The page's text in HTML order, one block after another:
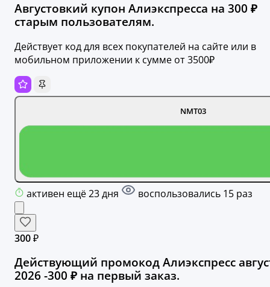
Августовкий купон Алиэкспресса на 300 ₽
старым пользователям.
Действует код для всех покупателей на сайте или в
мобильном приложении к сумме от 3500₽
NMT03
активен ещё 23 дня воспользовались 15 раз
300 ₽
Действующий промокод Алиэкспресс
2026 -300 ₽ на первый заказ.